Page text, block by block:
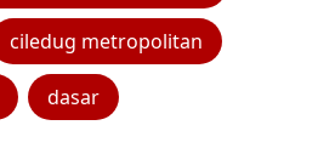
ciledug metropolitan
dasar